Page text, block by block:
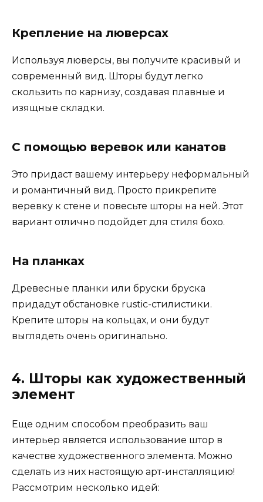
Крепление на люверсах
Используя люверсы, вы получите красивый и
современный вид. Шторы будут легко
скользить по карнизу, создавая плавные и
изящные складки.
С помощью веревок или канатов
Это придаст вашему интерьеру неформальный
и романтичный вид. Просто прикрепите
веревку к стене и повесьте шторы на ней. Этот
вариант отлично подойдет для стиля бохо.
На планках
Древесные планки или бруски бруска
придадут обстановке rustic-стилистики.
Крепите шторы на кольцах, и они будут
выглядеть очень оригинально.
4. Шторы как художественный
элемент
Еще одним способом преобразить ваш
интерьер является использование штор в
качестве художественного элемента. Можно
сделать из них настоящую арт-инсталляцию!
Рассмотрим несколько идей: